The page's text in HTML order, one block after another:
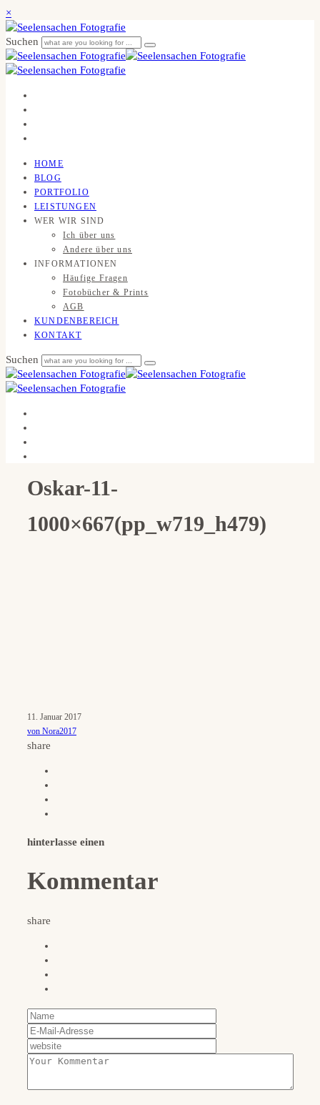
×
Suchen
HOME
BLOG
PORTFOLIO
LEISTUNGEN
WER WIR SIND
Ich über uns
Andere über uns
INFORMATIONEN
Häufige Fragen
Fotobücher & Prints
AGB
KUNDENBEREICH
KONTAKT
Suchen
Oskar-11-
1000×667(pp_w719_h479)
11. Januar 2017
von Nora2017
share
hinterlasse einen
Kommentar
share